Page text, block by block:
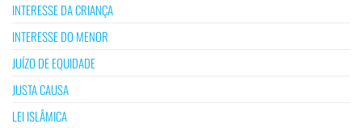
INTERESSE DA CRIANÇA
INTERESSE DO MENOR
JUÍZO DE EQUIDADE
JUSTA CAUSA
LEI ISLÂMICA